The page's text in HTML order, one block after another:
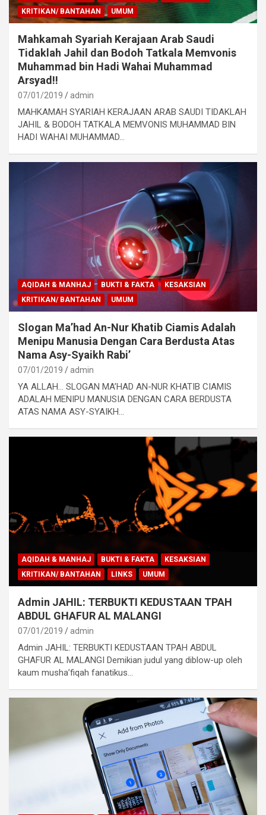
KRITIKAN/ BANTAHAN
UMUM
Mahkamah Syariah Kerajaan Arab Saudi
Tidaklah Jahil dan Bodoh Tatkala Memvonis
Muhammad bin Hadi Wahai Muhammad
Arsyad!!
07/01/2019 admin
MAHKAMAH SYARIAH KERAJAAN ARAB SAUDI TIDAKLAH
JAHIL & BODOH TATKALA MEMVONIS MUHAMMAD BIN
HADI WAHAI MUHAMMAD…
AQIDAH & MANHAJ BUKTI & FAKTA
KESAKSIAN
KRITIKAN/ BANTAHAN
UMUM
Slogan Ma’had An-Nur Khatib Ciamis Adalah
Menipu Manusia Dengan Cara Berdusta Atas
Nama Asy-Syaikh Rabi’
07/01/2019 admin
YA ALLAH… SLOGAN MA’HAD AN-NUR KHATIB CIAMIS
ADALAH MENIPU MANUSIA DENGAN CARA BERDUSTA
ATAS NAMA ASY-SYAIKH…
AQIDAH & MANHAJ BUKTI & FAKTA
KESAKSIAN
KRITIKAN/ BANTAHAN
LINKS UMUM
Admin JAHIL: TERBUKTI KEDUSTAAN TPAH
ABDUL GHAFUR AL MALANGI
07/01/2019 admin
Admin JAHIL: TERBUKTI KEDUSTAAN TPAH ABDUL
GHAFUR AL MALANGI Demikian judul yang diblow-up oleh
kaum musha’fiqah fanatikus…